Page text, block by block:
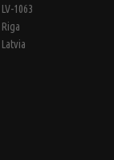
LV-1063
Riga
Latvia